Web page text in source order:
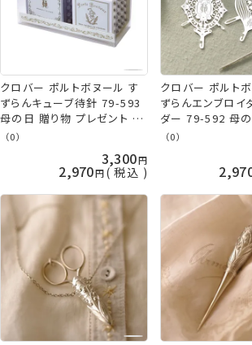
クロバー ポルトボヌール す
ずらんキューブ待針 79-593
母の日 贈り物 プレゼント 敬
老の日 clv 手芸の山久
（0）
3,300
2,970 税込
クロバー ポルト
ずらんエンブロイ
ダー 79-592 母
プレゼント 敬老
（0）